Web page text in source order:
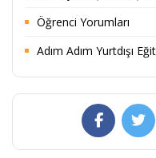
Öğrenci Yorumları
Adım Adım Yurtdışı